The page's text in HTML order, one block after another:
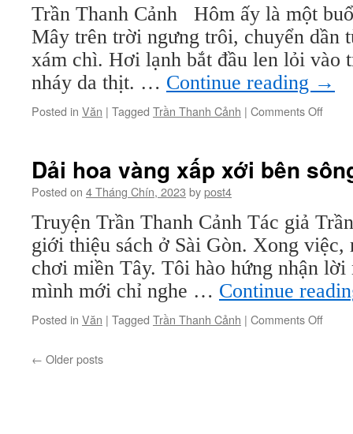
Trần Thanh Cảnh Hôm ấy là một
Mây trên trời ngưng trôi, chuyển dần
xám chì. Hơi lạnh bắt đầu len lỏi vào
nháy da thịt. … Continue reading →
Posted in Văn | Tagged Trần Thanh Cảnh | Comments Offon
Dải hoa vàng xấp xới bên
Posted on 4 Tháng Chín, 2023 bypost4
Truyện Trần Thanh Cảnh Tác giả
giới thiệu sách ở Sài Gòn. Xong việc,
chơi miền Tây. Tôi hào hứng nhận
mình mới chỉ nghe … Continue
Posted in Văn | Tagged Trần Thanh Cảnh | Comments Offon
← Older posts